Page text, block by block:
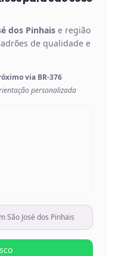
dos Pinhais e região
de qualidade e
via BR-376
personalizada
São José dos Pinhais